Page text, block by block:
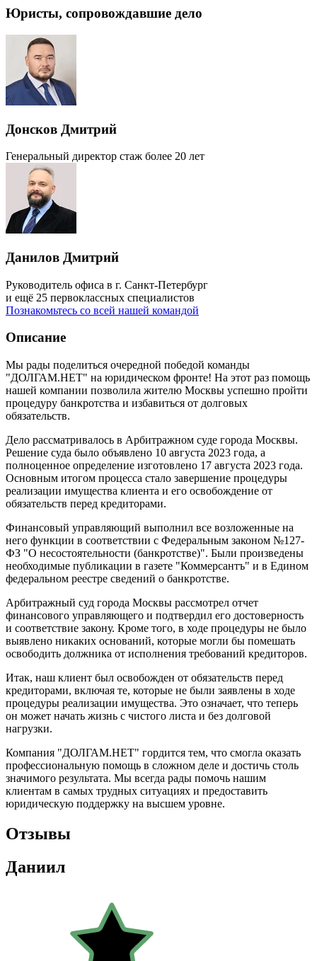
Юристы, сопровождавшие дело
Донсков Дмитрий
Генеральный директор стаж более 20 лет
Данилов Дмитрий
Руководитель офиса в г. Санкт-Петербург
и ещё 25 первоклассных специалистов
Познакомьтесь со всей нашей командой
Описание
Мы рады поделиться очередной победой команды
"ДОЛГАМ.НЕТ" на юридическом фронте! На этот раз помощь
нашей компании позволила жителю Москвы успешно пройти
процедуру банкротства и избавиться от долговых
обязательств.
Дело рассматривалось в Арбитражном суде города Москвы.
Решение суда было объявлено 10 августа 2023 года, а
полноценное определение изготовлено 17 августа 2023 года.
Основным итогом процесса стало завершение процедуры
реализации имущества клиента и его освобождение от
обязательств перед кредиторами.
Финансовый управляющий выполнил все возложенные на
него функции в соответствии с Федеральным законом №127-
ФЗ "О несостоятельности (банкротстве)". Были произведены
необходимые публикации в газете "Коммерсантъ" и в Едином
федеральном реестре сведений о банкротстве.
Арбитражный суд города Москвы рассмотрел отчет
финансового управляющего и подтвердил его достоверность
и соответствие закону. Кроме того, в ходе процедуры не было
выявлено никаких оснований, которые могли бы помешать
освободить должника от исполнения требований кредиторов.
Итак, наш клиент был освобожден от обязательств перед
кредиторами, включая те, которые не были заявлены в ходе
процедуры реализации имущества. Это означает, что теперь
он может начать жизнь с чистого листа и без долговой
нагрузки.
Компания "ДОЛГАМ.НЕТ" гордится тем, что смогла оказать
профессиональную помощь в сложном деле и достичь столь
значимого результата. Мы всегда рады помочь нашим
клиентам в самых трудных ситуациях и предоставить
юридическую поддержку на высшем уровне.
Отзывы
Даниил